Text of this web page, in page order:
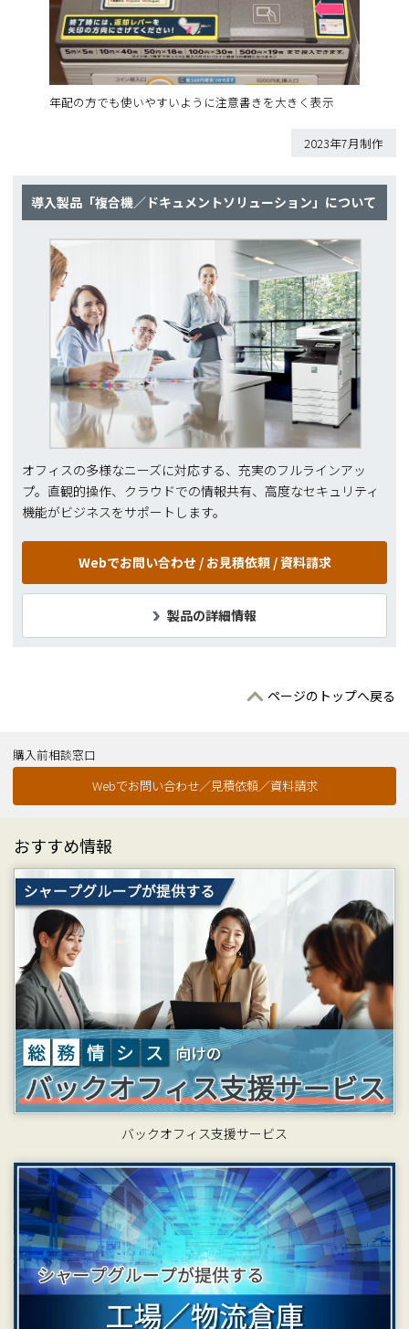
年配の方でも使いやすいように注意書きを大きく表示
2023年7月制作
導入製品「複合機／ドキュメントソリューション」について
オフィスの多様なニーズに対応する、充実のフルラインアッ
プ。直観的操作、クラウドでの情報共有、高度なセキュリティ
機能がビジネスをサポートします。
Webでお問い合わせ / お見積依頼 / 資料請求
製品の詳細情報
ページのトップへ戻る
購入前相談窓口
Webでお問い合わせ／見積依頼／資料請求
おすすめ情報
バックオフィス支援サービス